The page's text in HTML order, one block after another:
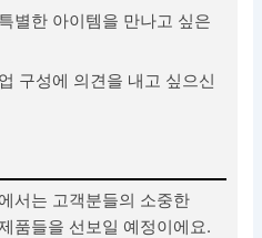
별한 아이템을 만나고 싶은
구성에 의견을 내고 싶으신
서는 고객분들의 소중한
품들을 선보일 예정이에요.